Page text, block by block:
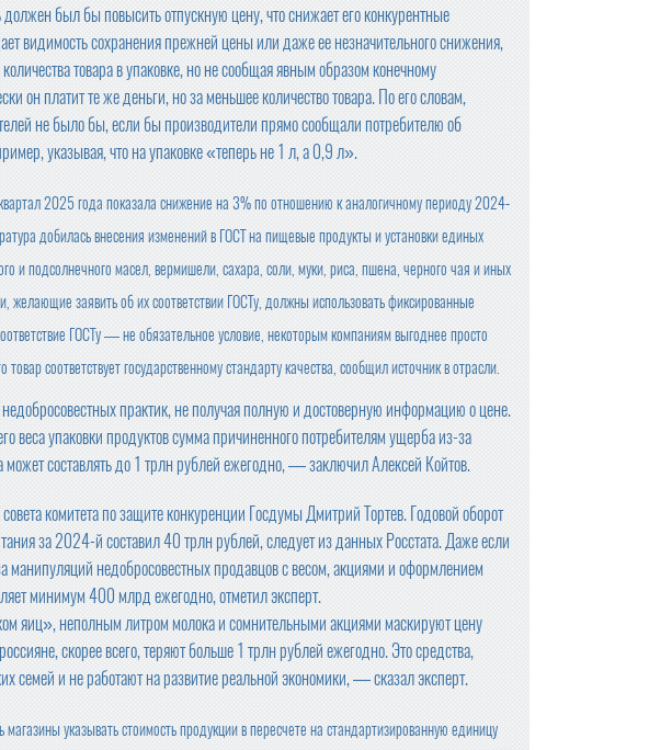
был бы повысить отпускную цену, что снижает его конкурентные
видимость сохранения прежней цены или даже ее незначительного снижения,
товара в упаковке, но не сообщая явным образом конечному
он платит те же деньги, но за меньшее количество товара. По его словам,
не было бы, если бы производители прямо сообщали потребителю об
указывая, что на упаковке «теперь не 1 л, а 0,9 л».
2025 года показала снижение на 3% по отношению к аналогичному периоду 2024-
добилась внесения изменений в ГОСТ на пищевые продукты и установки единых
и подсолнечного масел, вермишели, сахара, соли, муки, риса, пшена, черного чая и иных
желающие заявить об их соответствии ГОСТу, должны использовать фиксированные
ГОСТу — не обязательное условие, некоторым компаниям выгоднее просто
соответствует государственному стандарту качества, сообщил источник в отрасли.
практик, не получая полную и достоверную информацию о цене.
веса упаковки продуктов сумма причиненного потребителям ущерба из-за
может составлять до 1 трлн рублей ежегодно, — заключил Алексей Койтов.
комитета по защите конкуренции Госдумы Дмитрий Тортев. Годовой оборот
за 2024-й составил 40 трлн рублей, следует из данных Росстата. Даже если
манипуляций недобросовестных продавцов с весом, акциями и оформлением
минимум 400 млрд ежегодно, отметил эксперт.
яиц», неполным литром молока и сомнительными акциями маскируют цену
скорее всего, теряют больше 1 трлн рублей ежегодно. Это средства,
семей и не работают на развитие реальной экономики, — сказал эксперт.
указывать стоимость продукции в пересчете на стандартизированную единицу